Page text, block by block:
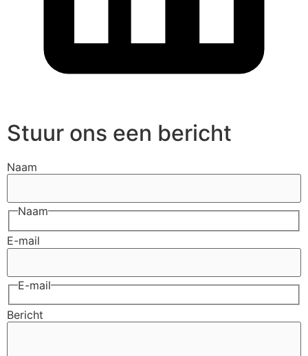
Stuur ons een bericht
Naam
Naam
E-mail
E-mail
Bericht